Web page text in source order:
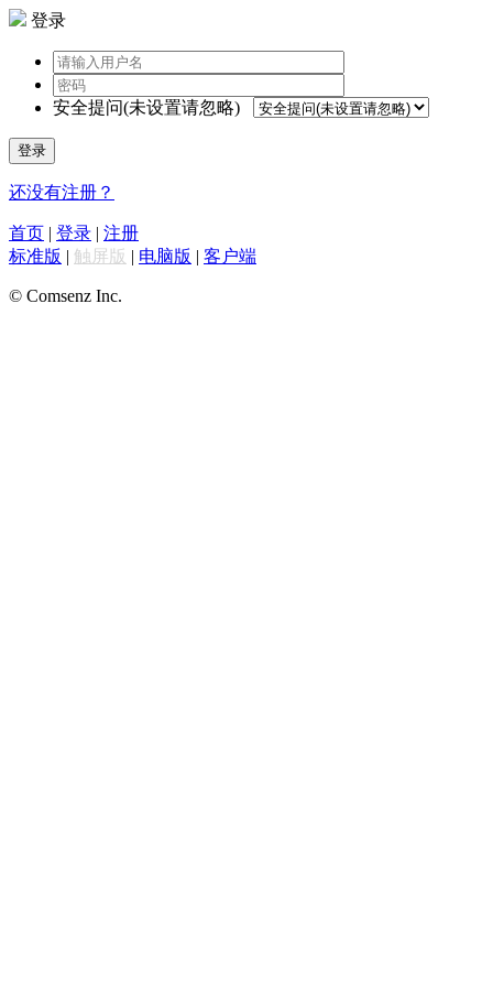
登录
安全提问(未设置请忽略)
登录
还没有注册？
首页 | 登录 | 注册
标准版 | 触屏版 | 电脑版 | 客户端
© Comsenz Inc.